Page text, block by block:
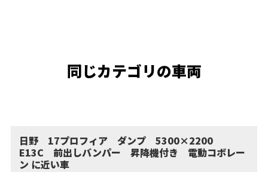
同じカテゴリの車両
日野 17プロフィア ダンプ 5300×2200
E13C 前出しバンパー 昇降機付き 電動コボレー
ン に近い車